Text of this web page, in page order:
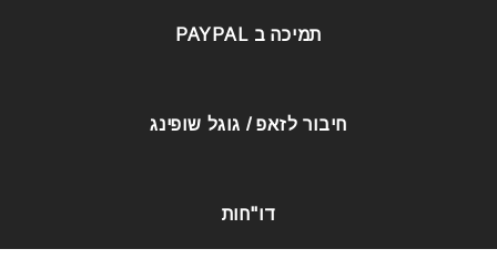
תמיכה ב PAYPAL
חיבור לזאפ / גוגל שופינג
דו"חות